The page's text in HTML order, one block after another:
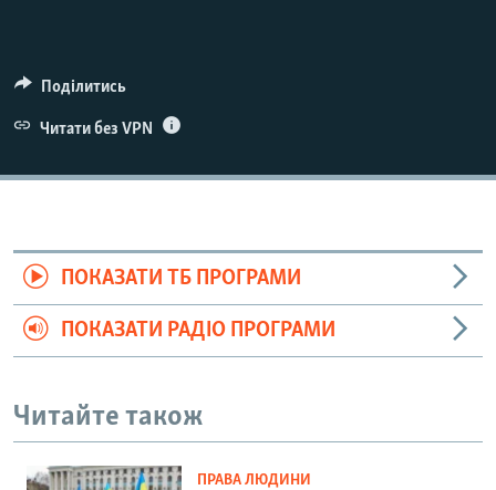
Поділитись
Читати без VPN
ПОКАЗАТИ ТБ ПРОГРАМИ
ПОКАЗАТИ РАДІО ПРОГРАМИ
Читайте також
ПРАВА ЛЮДИНИ